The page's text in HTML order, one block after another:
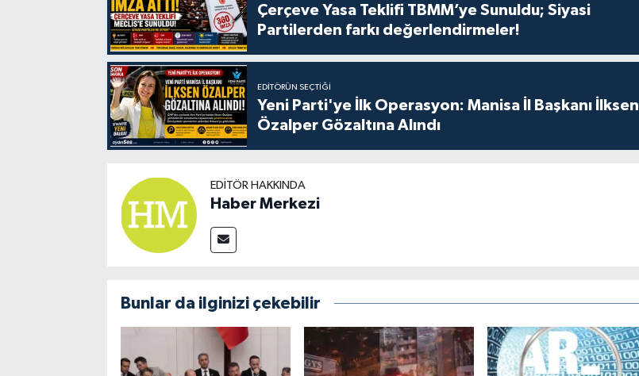
Çerçeve Yasa Teklifi TBMM’ye Sunuldu; Siyasi
Partilerden farkı değerlendirmeler!
EDITÖRÜN SEÇTIĞI
Yeni Parti'ye İlk Operasyon: Manisa İl Başkanı İlksen
Özalper Gözaltına Alındı
EDITÖR HAKKINDA
Haber Merkezi
Bunlar da ilginizi çekebilir